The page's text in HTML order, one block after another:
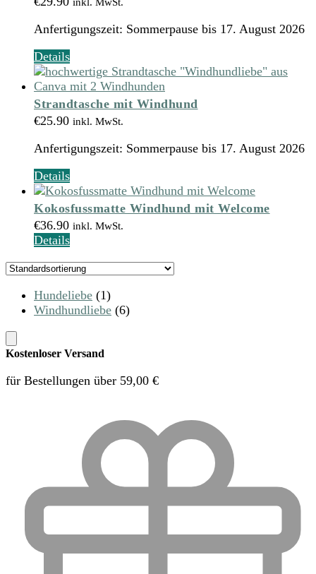
Produktseite
gewählt
werden
Anfertigungszeit: Sommerpause bis 17. August 2026
Details
Strandtasche mit Windhund
€25.90 inkl. MwSt.
Anfertigungszeit: Sommerpause bis 17. August 2026
Details
Kokosfussmatte Windhund mit Welcome
€36.90 inkl. MwSt.
Details
Hundeliebe (1)
Windhundliebe (6)
Kostenloser Versand
für Bestellungen über 59,00 €